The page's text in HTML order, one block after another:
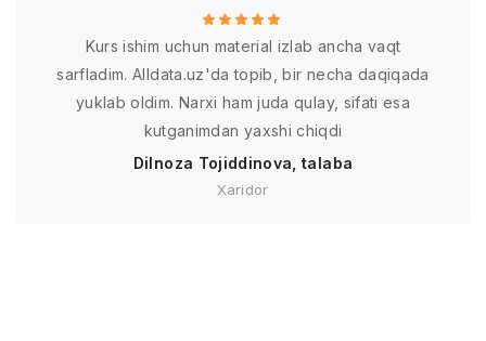
Kurs ishim uchun material izlab ancha vaqt
sarfladim. Alldata.uz'da topib, bir necha daqiqada
yuklab oldim. Narxi ham juda qulay, sifati esa
kutganimdan yaxshi chiqdi
Dilnoza Tojiddinova, talaba
Xaridor